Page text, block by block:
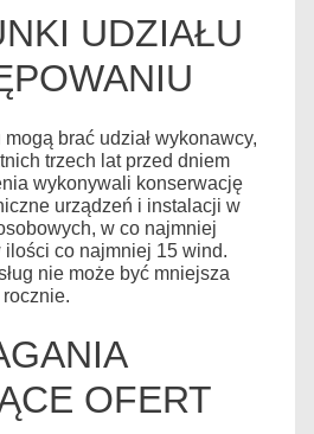
UDZIAŁU
brać udział wykonawcy,
trzech lat przed dniem
wykonywali konserwację
urządzeń i instalacji w
w co najmniej
co najmniej 15 wind.
nie może być mniejsza
rocznie.
OFERT